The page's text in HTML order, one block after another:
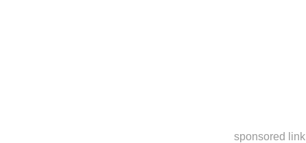
sponsored link